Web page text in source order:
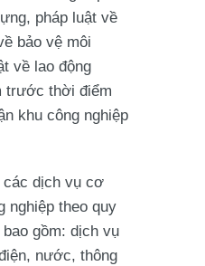
pháp luật về
bảo vệ môi
về lao động
trước thời điểm
khu công nghiệp
các dịch vụ cơ
nghiệp theo quy
gồm: dịch vụ
nước, thông